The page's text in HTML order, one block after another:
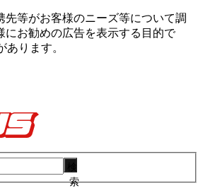
先等がお客様のニーズ等について調
にお勧めの広告を表⽰する⽬的で
あります。
索